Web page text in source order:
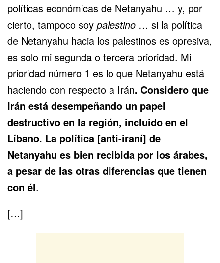
políticas económicas de Netanyahu … y, por
cierto, tampoco soy palestino … si la política
de Netanyahu hacia los palestinos es opresiva,
es solo mi segunda o tercera prioridad. Mi
prioridad número 1 es lo que Netanyahu está
haciendo con respecto a Irán. Considero que
Irán está desempeñando un papel
destructivo en la región, incluido en el
Líbano. La política [anti-iraní] de
Netanyahu es bien recibida por los árabes,
a pesar de las otras diferencias que tienen
con él.
[…]